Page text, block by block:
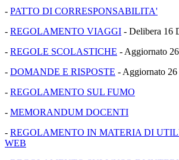
- PATTO DI CORRESPONSABILITA'
- REGOLAMENTO VIAGGI - Delibera 16
- REGOLE SCOLASTICHE - Aggiornato
- DOMANDE E RISPOSTE - Aggiornato
- REGOLAMENTO SUL FUMO
- MEMORANDUM DOCENTI
- REGOLAMENTO IN MATERIA DI
WEB